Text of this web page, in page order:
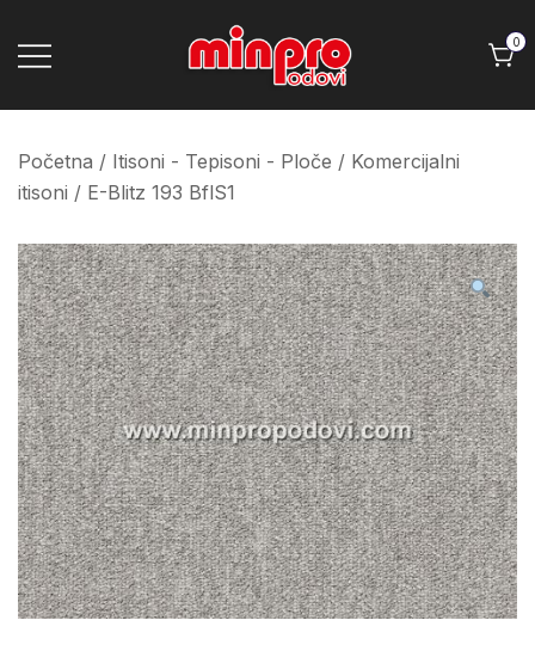
Minpro podovi
0
Početna / Itisoni - Tepisoni - Ploče / Komercijalni
itisoni / E-Blitz 193 BflS1